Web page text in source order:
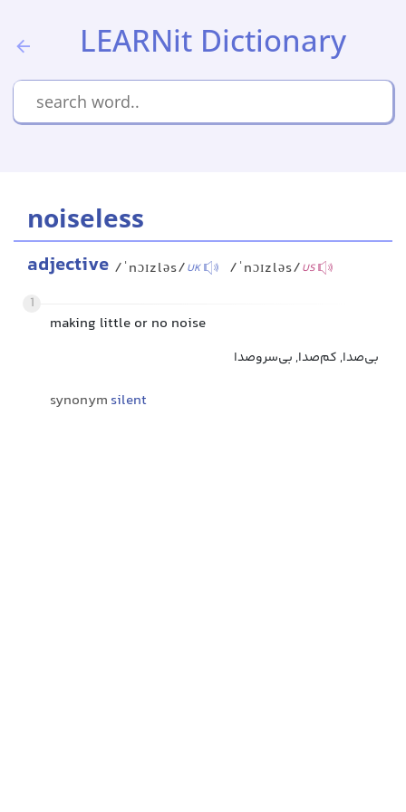
LEARNit Dictionary
noiseless
adjective /ˈnɔɪzləs/UK /ˈnɔɪzləs/US
1
making little or no noise
بی‌صدا, کم‌صدا, بی‌سر‌و‌صدا
synonym silent